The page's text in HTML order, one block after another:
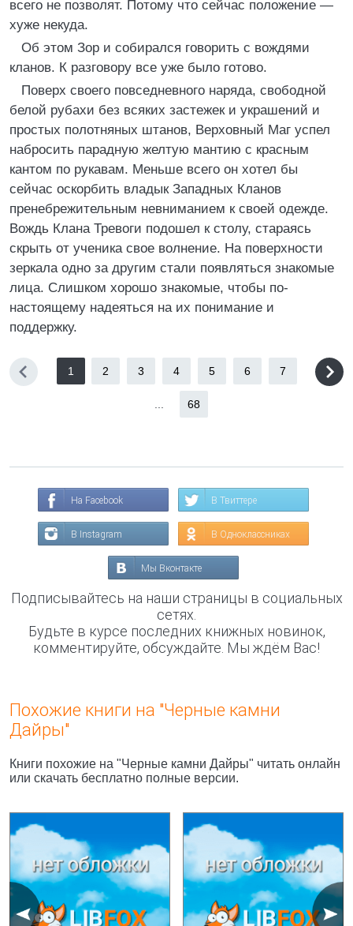
всего не позволят. Потому что сейчас положение —
хуже некуда.
Об этом Зор и собирался говорить с вождями
кланов. К разговору все уже было готово.
Поверх своего повседневного наряда, свободной
белой рубахи без всяких застежек и украшений и
простых полотняных штанов, Верховный Маг успел
набросить парадную желтую мантию с красным
кантом по рукавам. Меньше всего он хотел бы
сейчас оскорбить владык Западных Кланов
пренебрежительным невниманием к своей одежде.
Вождь Клана Тревоги подошел к столу, стараясь
скрыть от ученика свое волнение. На поверхности
зеркала одно за другим стали появляться знакомые
лица. Слишком хорошо знакомые, чтобы по-
настоящему надеяться на их понимание и
поддержку.
1 2 3 4 5 6 7
68
На Facebook В Твиттере
В Instagram В Одноклассниках
Мы Вконтакте
Подписывайтесь на наши страницы в социальных
сетях.
Будьте в курсе последних книжных новинок,
комментируйте, обсуждайте. Мы ждём Вас!
Похожие книги на "Черные камни
Дайры"
Книги похожие на "Черные камни Дайры" читать онлайн
или скачать бесплатно полные версии.